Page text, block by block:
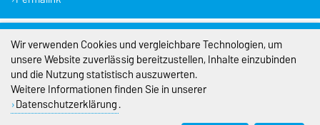
Impressum
Datenschutz
Barrierefreiheit
Cookie-Einstellungen
Wir verwenden Cookies und vergleichbare Technologien, um
unsere Website zuverlässig bereitzustellen, Inhalte einzubinden
und die Nutzung statistisch auszuwerten.
Weitere Informationen finden Sie in unserer
Datenschutzerklärung.